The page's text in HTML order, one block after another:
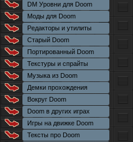
DM Уровни для Doom
Моды для Doom
Редакторы и утилиты
Старый Doom
Портированный Doom
Текстуры и спрайты
Музыка из Doom
Демки прохождения
Вокруг Doom
Doom в других играх
Игры на движке Doom
Тексты про Doom